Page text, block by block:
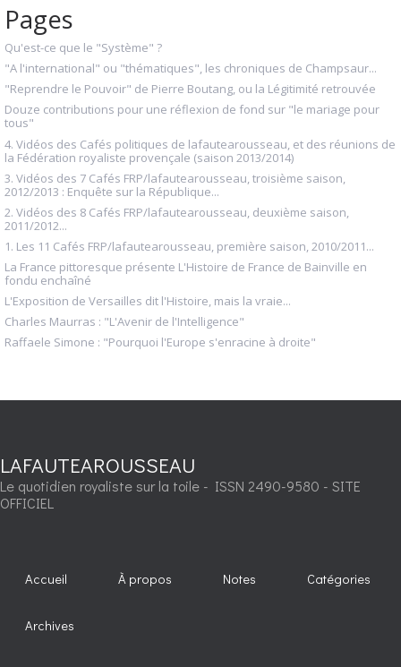
Pages
Qu'est-ce que le "Système" ?
"A l'international" ou "thématiques", les chroniques de Champsaur...
"Reprendre le Pouvoir" de Pierre Boutang, ou la Légitimité retrouvée
Douze contributions pour une réflexion de fond sur "le mariage pour
tous"
4. Vidéos des Cafés politiques de lafautearousseau, et des réunions de
la Fédération royaliste provençale (saison 2013/2014)
3. Vidéos des 7 Cafés FRP/lafautearousseau, troisième saison,
2012/2013 : Enquête sur la République...
2. Vidéos des 8 Cafés FRP/lafautearousseau, deuxième saison,
2011/2012...
1. Les 11 Cafés FRP/lafautearousseau, première saison, 2010/2011...
La France pittoresque présente L'Histoire de France de Bainville en
fondu enchaîné
L'Exposition de Versailles dit l'Histoire, mais la vraie...
Charles Maurras : "L'Avenir de l'Intelligence"
Raffaele Simone : "Pourquoi l'Europe s'enracine à droite"
LAFAUTEAROUSSEAU
Le quotidien royaliste sur la toile - ISSN 2490-9580 - SITE
OFFICIEL
Accueil À propos Notes Catégories
Archives